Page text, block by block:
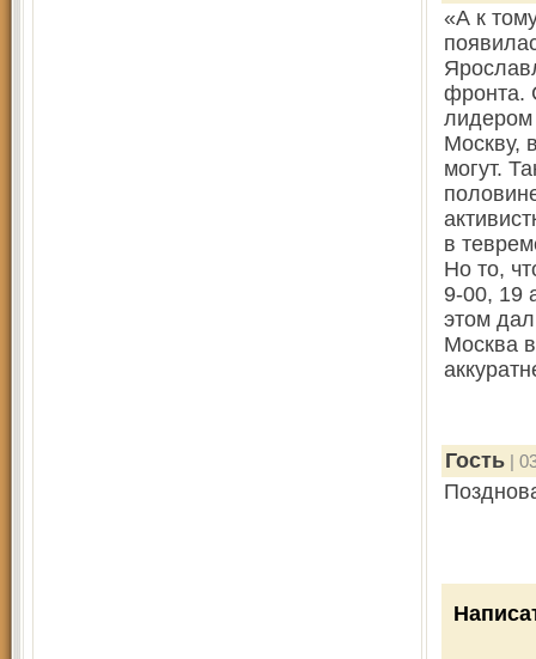
«А к
фронта.
Москву,
могут.
в
Но то,
9-00, 19
этом
Москва
Гость |